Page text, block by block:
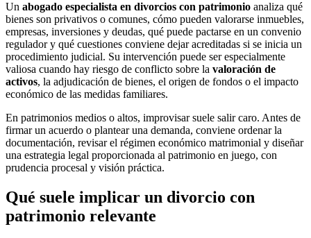
Un abogado especialista en divorcios con patrimonio analiza qué
bienes son privativos o comunes, cómo pueden valorarse inmuebles,
empresas, inversiones y deudas, qué puede pactarse en un convenio
regulador y qué cuestiones conviene dejar acreditadas si se inicia un
procedimiento judicial. Su intervención puede ser especialmente
valiosa cuando hay riesgo de conflicto sobre la valoración de
activos, la adjudicación de bienes, el origen de fondos o el impacto
económico de las medidas familiares.
En patrimonios medios o altos, improvisar suele salir caro. Antes de
firmar un acuerdo o plantear una demanda, conviene ordenar la
documentación, revisar el régimen económico matrimonial y diseñar
una estrategia legal proporcionada al patrimonio en juego, con
prudencia procesal y visión práctica.
Qué suele implicar un divorcio con
patrimonio relevante